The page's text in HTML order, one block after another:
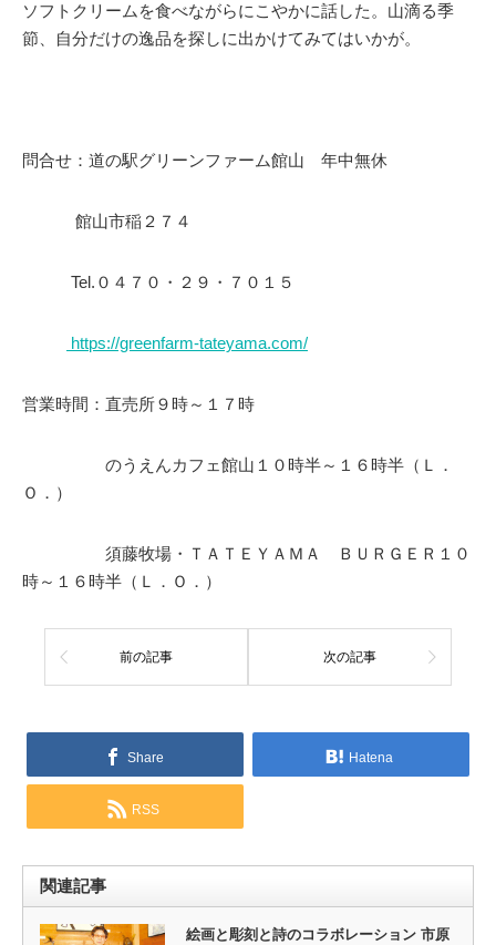
ソフトクリームを食べながらにこやかに話した。山滴る季
節、自分だけの逸品を探しに出かけてみてはいかが。
問合せ：道の駅グリーンファーム館山 年中無休
館山市稲２７４
Tel.０４７０・２９・７０１５
https://greenfarm-tateyama.com/
営業時間：直売所９時～１７時
のうえんカフェ館山１０時半～１６時半（Ｌ．
Ｏ．）
須藤牧場・ＴＡＴＥＹＡＭＡ ＢＵＲＧＥＲ１０
時～１６時半（Ｌ．Ｏ．）
前の記事 次の記事
Share Hatena
RSS
関連記事
絵画と彫刻と詩のコラボレーション 市原